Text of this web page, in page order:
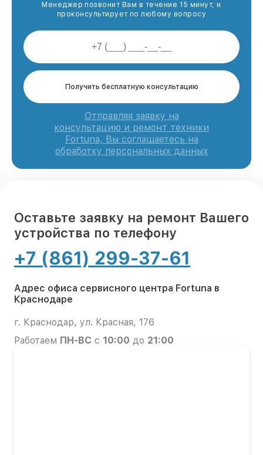
Менеджер позвонит Вам в течение 15 минут, и
проконсультирует по любому вопросу
Получить бесплатную консультацию
Отправляя заявку на
консультацию и ремонт техники
Fortuna, Вы соглашаетесь на
обработку персональных данных
Оставьте заявку на ремонт Вашего
устройства по телефону
+7 (861) 299-37-61
Адрес офиса сервисного центра Fortuna в
Краснодаре
г. Краснодар, ул. Красная, 176
Работаем ПН-ВС с 10:00 до 21:00